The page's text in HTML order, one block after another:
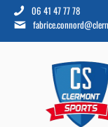
06 41 47 77 78